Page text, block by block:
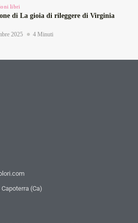
libri
di La gioia di rileggere di Virginia
2025 4 Minuti
(Ca)